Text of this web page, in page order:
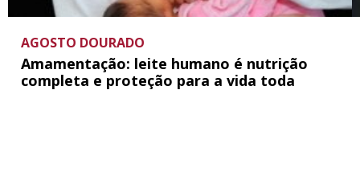
AGOSTO DOURADO
Amamentação: leite humano é nutrição
completa e proteção para a vida toda